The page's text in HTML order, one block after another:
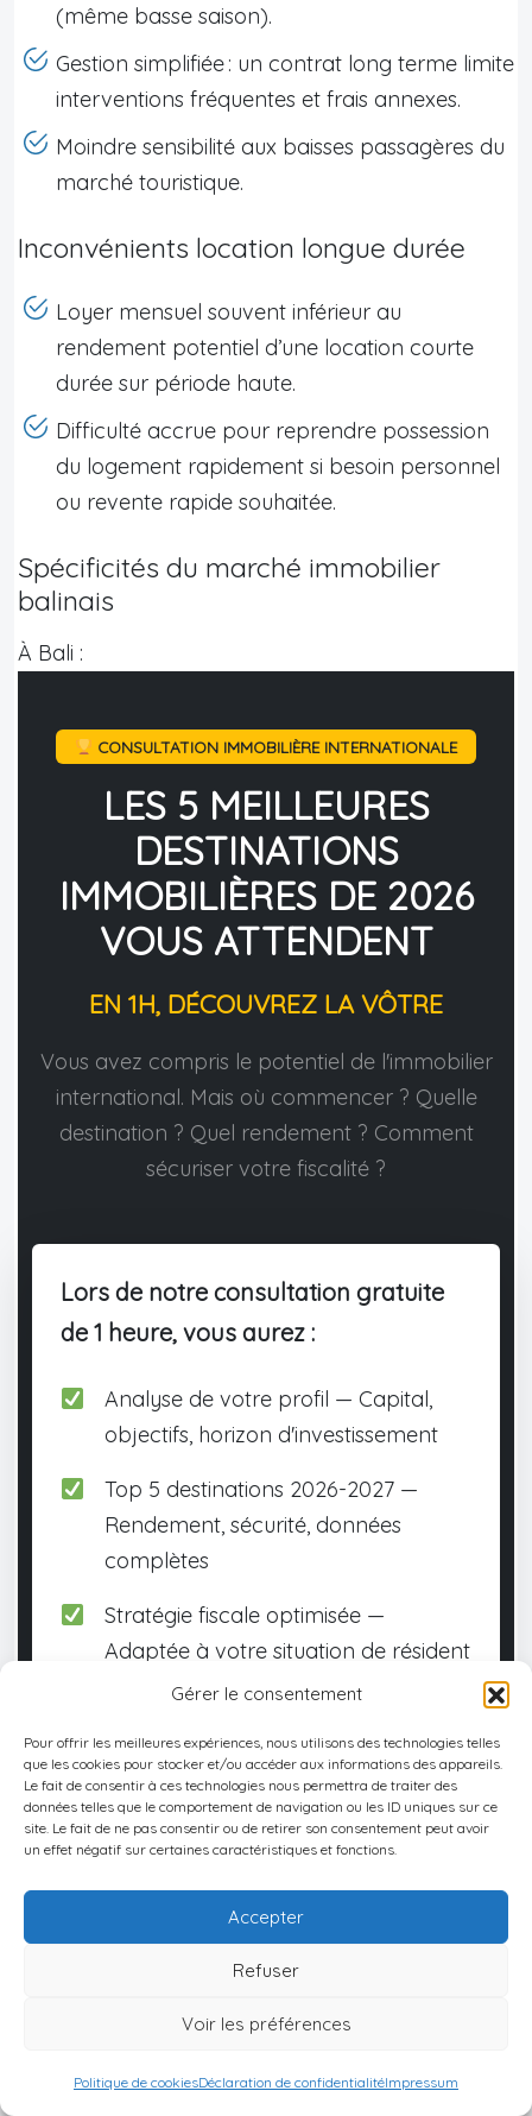
Gérer le consentement
Pour offrir les meilleures expériences, nous utilisons des technologies telles
que les cookies pour stocker et/ou accéder aux informations des appareils.
Le fait de consentir à ces technologies nous permettra de traiter des
données telles que le comportement de navigation ou les ID uniques sur ce
site. Le fait de ne pas consentir ou de retirer son consentement peut avoir
un effet négatif sur certaines caractéristiques et fonctions.
Accepter
Refuser
Voir les préférences
Politique de cookiesDéclaration de confidentialitéImpressum
(même basse saison).
Gestion simplifiée : un contrat long terme limite
interventions fréquentes et frais annexes.
Moindre sensibilité aux baisses passagères du
marché touristique.
Inconvénients location longue durée
Loyer mensuel souvent inférieur au
rendement potentiel d’une location courte
durée sur période haute.
Difficulté accrue pour reprendre possession
du logement rapidement si besoin personnel
ou revente rapide souhaitée.
Spécificités du marché immobilier
balinais
À Bali :
CONSULTATION IMMOBILIÈRE INTERNATIONALE
LES 5 MEILLEURES
DESTINATIONS
IMMOBILIÈRES DE 2026
VOUS ATTENDENT
EN 1H, DÉCOUVREZ LA VÔTRE
Vous avez compris le potentiel de l'immobilier
international. Mais où commencer ? Quelle
destination ? Quel rendement ? Comment
sécuriser votre fiscalité ?
Lors de notre consultation gratuite
de 1 heure, vous aurez :
Analyse de votre profil — Capital,
objectifs, horizon d'investissement
Top 5 destinations 2026-2027 —
Rendement, sécurité, données
complètes
Stratégie fiscale optimisée —
Adaptée à votre situation de résident
fiscal ou d'expatrié
Offres exclusives de réseau — Accès
direct aux meilleures opportunités
Roadmap d'action clé en main —
mois)